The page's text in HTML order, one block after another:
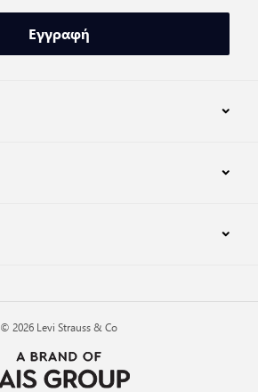
Εγγραφή
© 2026 Levi Strauss & Co